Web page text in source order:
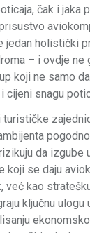
čak i jaka
jedan holistički
– i ovdje ne
koji ne samo
cijeni snagu
turističke
da izgube
koji se daju
već kao
ključnu ulogu